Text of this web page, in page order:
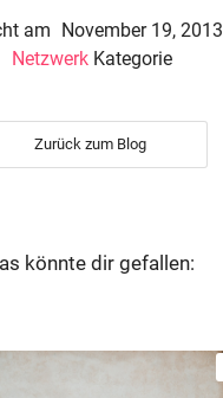
am November 19, 2013
Netzwerk Kategorie
Zurück zum Blog
könnte dir gefallen: